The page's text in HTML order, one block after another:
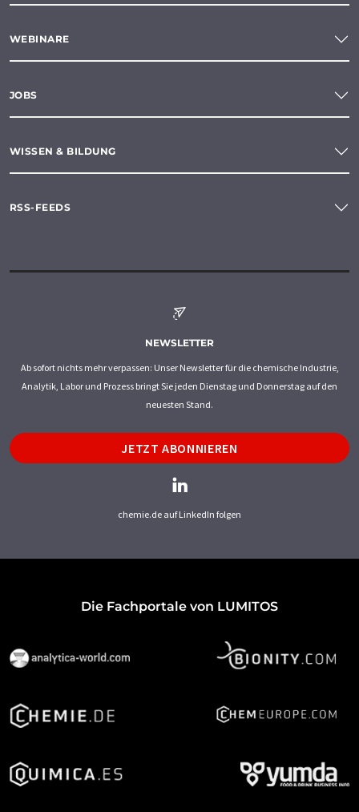
WEBINARE
JOBS
WISSEN & BILDUNG
RSS-FEEDS
NEWSLETTER
Ab sofort nichts mehr verpassen: Unser Newsletter für die chemische Industrie,
Analytik, Labor und Prozess bringt Sie jeden Dienstag und Donnerstag auf den
neuesten Stand.
JETZT ABONNIEREN
chemie.de auf LinkedIn folgen
Die Fachportale von LUMITOS